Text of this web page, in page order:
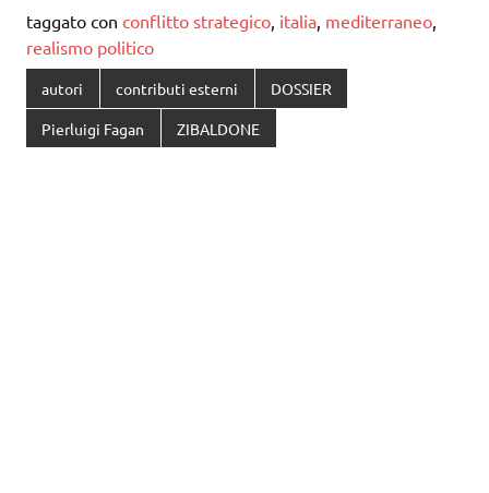
taggato con conflitto strategico, italia, mediterraneo,
realismo politico
autori contributi esterni DOSSIER
Pierluigi Fagan ZIBALDONE